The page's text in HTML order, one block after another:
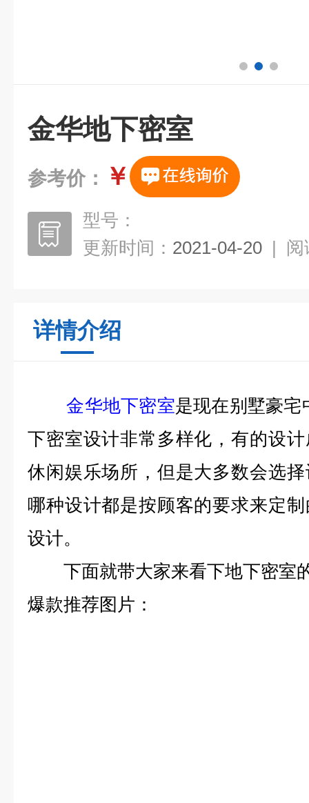
金华地下密室
参考价： ￥
型号：
更新时间： 2021-04-20 | 阅
详情介绍
金华地下密室是现在别墅豪宅
下密室设计非常多样化，有的设
休闲娱乐场所，但是大多数会选
哪种设计都是按顾客的要求来定
设计。
下面就带大家来看下地下密室
爆款推荐图片：